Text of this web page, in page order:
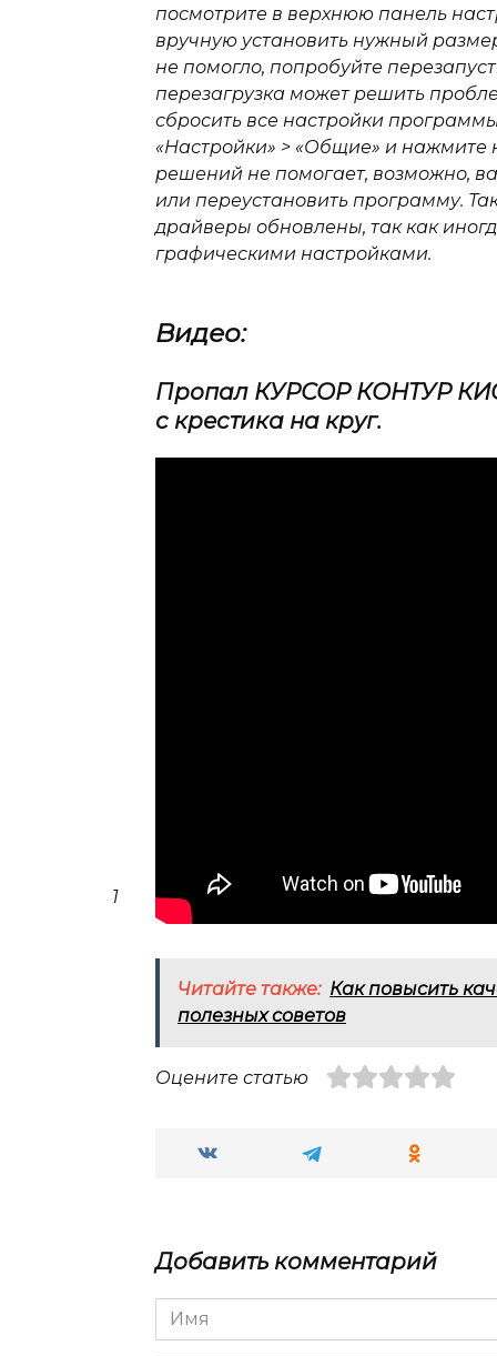
1
посмотрите в верхнюю панель
вручную установить нужный
не помогло, попробуйте
перезагрузка может решить
сбросить все настройки
«Настройки» > «Общие» и нажмите
решений не помогает, возможно,
или переустановить программу.
драйверы обновлены, так как
графическими настройками.
Видео:
Пропал КУРСОР КОНТУР
с крестика на круг.
Читайте также: Как повысить
полезных советов
Оцените статью
Добавить комментарий
Имя
*